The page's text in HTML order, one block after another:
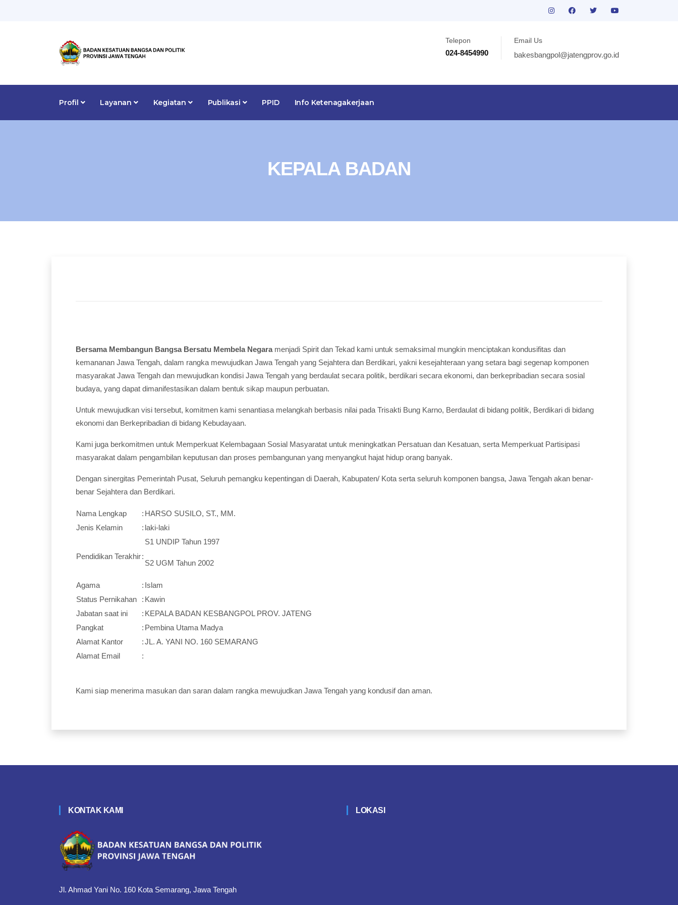
Telepon
024-8454990
Email Us
bakesbangpol@jatengprov.go.id
Profil Layanan Kegiatan Publikasi PPID Info Ketenagakerjaan
KEPALA BADAN
Bersama Membangun Bangsa Bersatu Membela Negaramenjadi Spirit dan Tekad kami untuk semaksimal mungkin menciptakan kondusifitas dan
kemananan Jawa Tengah, dalam rangka mewujudkan Jawa Tengah yang Sejahtera dan Berdikari, yakni kesejahteraan yang setara bagi segenap komponen
masyarakat Jawa Tengah dan mewujudkan kondisi Jawa Tengah yang berdaulat secara politik, berdikari secara ekonomi, dan berkepribadian secara sosial
budaya, yang dapat dimanifestasikan dalam bentuk sikap maupun perbuatan.
Untuk mewujudkan visi tersebut, komitmen kami senantiasa melangkah berbasis nilai pada Trisakti Bung Karno, Berdaulat di bidang politik, Berdikari di bidang
ekonomi dan Berkepribadian di bidang Kebudayaan.
Kami juga berkomitmen untuk Memperkuat Kelembagaan Sosial Masyaratat untuk meningkatkan Persatuan dan Kesatuan, serta Memperkuat Partisipasi
masyarakat dalam pengambilan keputusan dan proses pembangunan yang menyangkut hajat hidup orang banyak.
Dengan sinergitas Pemerintah Pusat, Seluruh pemangku kepentingan di Daerah, Kabupaten/ Kota serta seluruh komponen bangsa, Jawa Tengah akan benar-
benar Sejahtera dan Berdikari.
Nama Lengkap : HARSO SUSILO, ST., MM.
Jenis Kelamin
: laki-laki
Pendidikan Terakhir:
S1 UNDIP Tahun 1997
S2 UGM Tahun 2002
Agama : Islam
Status Pernikahan
: Kawin
Jabatan saat ini
: KEPALA BADAN KESBANGPOL PROV. JATENG
Pangkat
: Pembina Utama Madya
Alamat Kantor
:JL. A. YANI NO. 160 SEMARANG
Alamat Email
:
Kami siap menerima masukan dan saran dalam rangka mewujudkan Jawa Tengah yang kondusif dan aman.
KONTAK KAMI
Jl. Ahmad Yani No. 160 Kota Semarang, Jawa Tengah
LOKASI